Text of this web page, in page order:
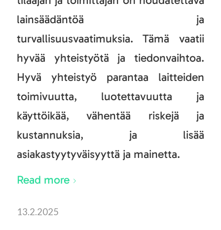
lainsäädäntöä ja
turvallisuusvaatimuksia. Tämä vaatii
hyvää yhteistyötä ja tiedonvaihtoa.
Hyvä yhteistyö parantaa laitteiden
toimivuutta, luotettavuutta ja
käyttöikää, vähentää riskejä ja
kustannuksia, ja lisää
asiakastyytyväisyyttä ja mainetta.
Read more
13.2.2025